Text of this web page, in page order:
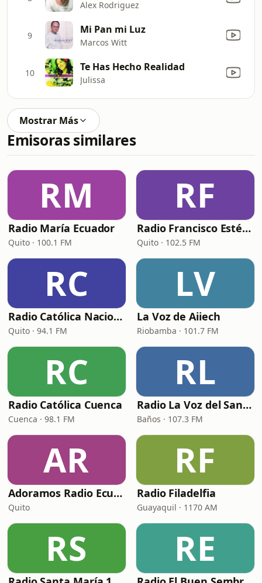
Alex Rodriguez
9 Mi Pan mi Luz
Marcos Witt
10 Te Has Hecho Realidad
Julissa
Mostrar Más
Emisoras similares
RM
Radio María Ecuador
Quito · 100.1 FM
RF
Radio Francisco Estéreo
Quito · 102.5 FM
RC
Radio Católica Nacional (RCN Católica)
Quito · 94.1 FM
LV
La Voz de Aiiech
Riobamba · 101.7 FM
RC
Radio Católica Cuenca
Cuenca · 98.1 FM
RL
Radio La Voz del Santuario
Baños · 107.3 FM
AR
Adoramos Radio Ecuador
Quito
RF
Radio Filadelfia
Guayaquil · 1170 AM
RS RE